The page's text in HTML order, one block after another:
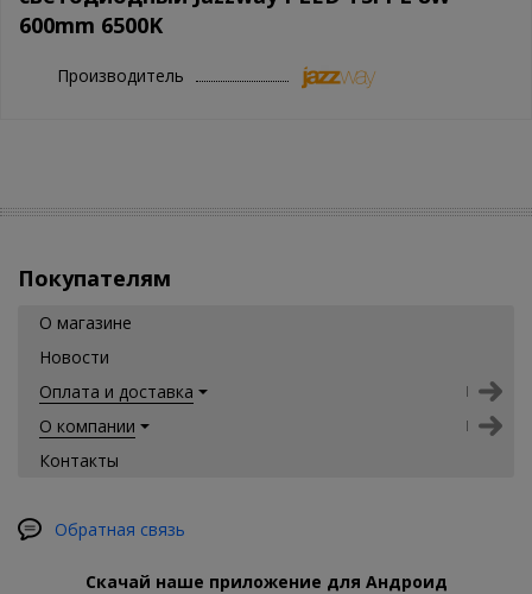
600mm 6500K
Производитель
Покупателям
О магазине
Новости
Оплата и доставка
О компании
Контакты
Обратная связь
Скачай наше приложение для Андроид